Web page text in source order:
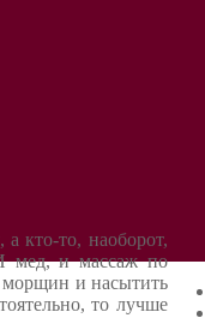
кто-то, наоборот,
мед, и массаж по
морщин и насытить
то лучше